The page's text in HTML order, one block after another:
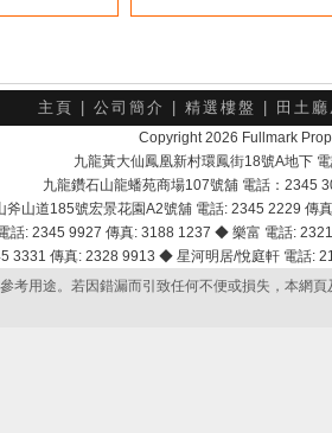
主頁 公司簡介 精選樓盤 田土
Copyright 2026 Fullmark
九龍黃大仙鳳凰新村環鳳街18號A地下
九龍鑽石山龍蟠苑商場107號舖 電話：2345
斧山道185號宏景花園A2號舖 電話: 2345 2229
話: 2345 9927 傳真: 3188 1237 ◆ 樂富 電話:
3331 傳真: 2328 9913 ◆ 星河明居/悅庭軒 電話
考用途。若因錯漏而引致任何不便或損失，本網